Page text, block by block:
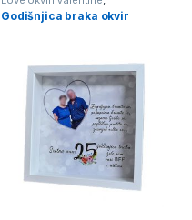
PERSONALIZIRANI FOTO
POKLONI,Personalizirani okviri
Godišnjica braka okvir